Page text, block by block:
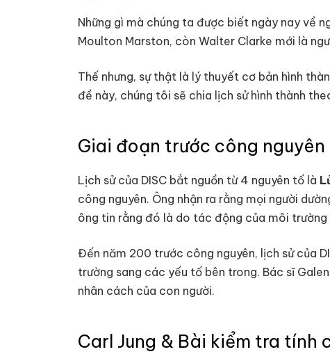
Những gì mà chúng ta được biết ngày nay về
Moulton Marston, còn Walter Clarke mới là
Thế nhưng, sự thật là lý thuyết cơ bản hình
đề này, chúng tôi sẽ chia lịch sử hình thành
Giai đoạn trước công nguyên
Lịch sử của DISC bắt nguồn từ 4 nguyên tố là
công nguyên. Ông nhận ra rằng mọi người
ông tin rằng đó là do tác động của môi trường
Đến năm 200 trước công nguyên, lịch sử của
trường sang các yếu tố bên trong. Bác sĩ
nhân cách của con người.
Carl Jung & Bài kiểm tra tính